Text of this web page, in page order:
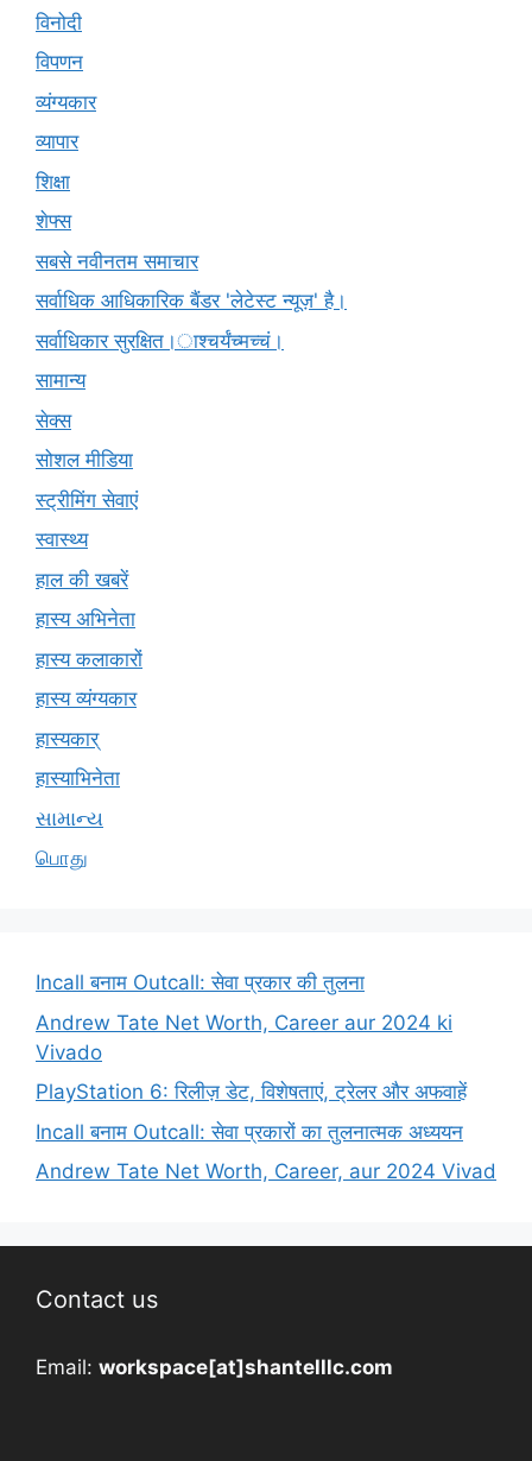
विनोदी
विपणन
व्यंग्यकार
व्यापार
शिक्षा
शेफ्स
सबसे नवीनतम समाचार
सर्वाधिक आधिकारिक बैंडर 'लेटेस्ट न्यूज़' है।
सर्वाधिकार सुरक्षित।ाश्चर्यंच्मच्चं।
सामान्य
सेक्स
सोशल मीडिया
स्ट्रीमिंग सेवाएं
स्वास्थ्य
हाल की खबरें
हास्य अभिनेता
हास्य कलाकारों
हास्य व्यंग्यकार
हास्यकार्
हास्याभिनेता
સામાન્ય
பொது
Incall बनाम Outcall: सेवा प्रकार की तुलना
Andrew Tate Net Worth, Career aur 2024 ki
Vivado
PlayStation 6: रिलीज़ डेट, विशेषताएं, ट्रेलर और अफवाहें
Incall बनाम Outcall: सेवा प्रकारों का तुलनात्मक अध्ययन
Andrew Tate Net Worth, Career, aur 2024 Vivad
Contact us
Email: workspace[at]shantelllc.com